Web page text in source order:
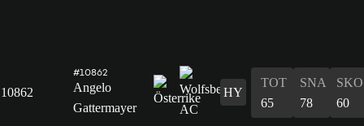
10862
#10862
Angelo
Gattermayer
HY
TOT
65
SNA
78
SKO
60